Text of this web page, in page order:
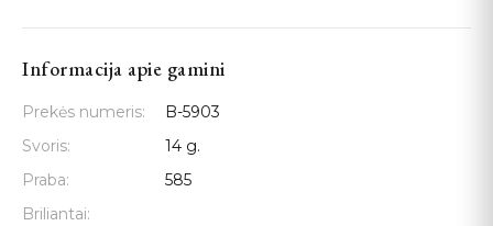
Informacija apie gamini
Prekės numeris:
B-5903
Svoris:
14 g.
Praba:
585
Briliantai: